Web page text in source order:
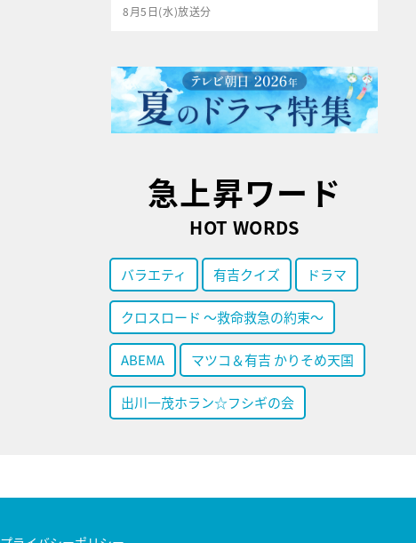
8月5日(水)放送分
急上昇ワード
HOT WORDS
バラエティ 有吉クイズ ドラマ
クロスロード ～救命救急の約束～
ABEMA マツコ＆有吉 かりそめ天国
出川一茂ホラン☆フシギの会